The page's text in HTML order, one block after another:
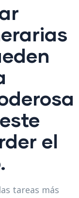
el
tareas más